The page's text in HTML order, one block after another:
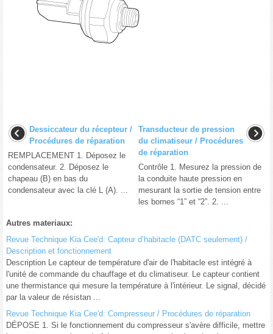
Dessiccateur du récepteur /
Procédures de réparation
REMPLACEMENT 1. Déposez le
condensateur. 2. Déposez le
chapeau (B) en bas du
condensateur avec la clé L (A). ...
Transducteur de pression
du climatiseur / Procédures
de réparation
Contrôle 1. Mesurez la pression de
la conduite haute pression en
mesurant la sortie de tension entre
les bornes “1” et “2”. 2. ...
Autres materiaux:
Revue Technique Kia Cee'd: Capteur d’habitacle (DATC seulement) /
Description et fonctionnement
Description Le capteur de température d'air de l'habitacle est intégré à
l'unité de commande du chauffage et du climatiseur. Le capteur contient
une thermistance qui mesure la température à l'intérieur. Le signal, décidé
par la valeur de résistan ...
Revue Technique Kia Cee'd: Compresseur / Procédures de réparation
DÉPOSE 1. Si le fonctionnement du compresseur s'avère difficile, mettre